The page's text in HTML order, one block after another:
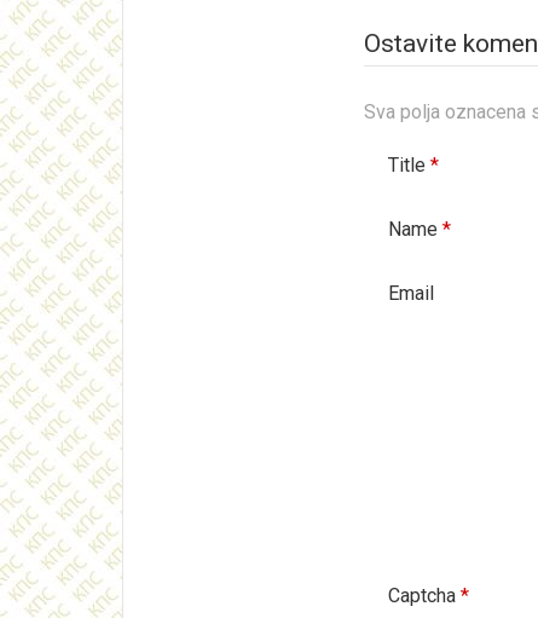
Ostavite
Sva polja oznacena
Title *
Name *
Email
Captcha*